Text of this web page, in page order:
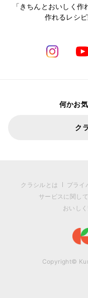
「きちんとおいしく
作れるレシ
何かお
ク
クラシルとは プライ
サービスに関し
おいし
Copyright©